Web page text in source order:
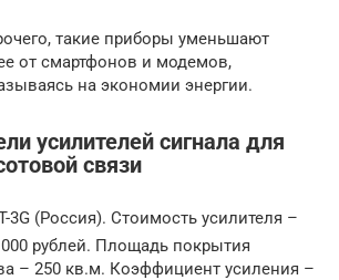
такие приборы уменьшают
от смартфонов и модемов,
на экономии энергии.
усилителей сигнала для
связи
3G (Россия). Стоимость усилителя –
рублей. Площадь покрытия
– 250 кв.м. Коэффициент усиления –